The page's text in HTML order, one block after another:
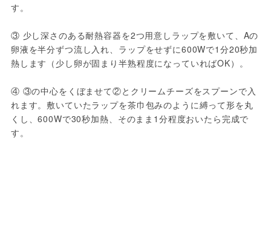
す。
③ 少し深さのある耐熱容器を2つ用意しラップを敷いて、Aの
卵液を半分ずつ流し入れ、ラップをせずに600Wで1分20秒加
熱します（少し卵が固まり半熟程度になっていればOK）。
④ ③の中心をくぼませて②とクリームチーズをスプーンで入
れます。敷いていたラップを茶巾包みのように縛って形を丸
くし、600Wで30秒加熱、そのまま1分程度おいたら完成で
す。